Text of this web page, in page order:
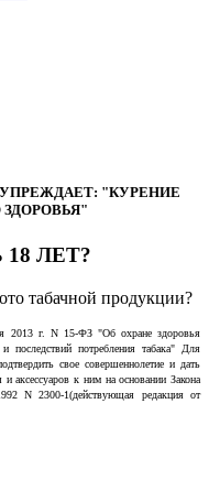
"КУРЕНИЕ
ЛЕТ?
табачной продукции?
2013 г. N 15-ФЗ "Об охране здоровья
последствий потребления табака" Для
свое совершеннолетие и дать
и аксессуаров к ним на основании Закона
2300-1(действующая редакция от